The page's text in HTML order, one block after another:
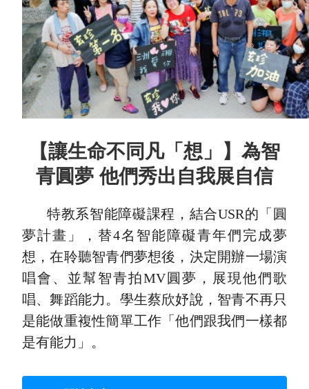
【讓生命不同凡「想」】為智
青圓夢 他們秀出自我展自信
特教系智能障礙課程，結合USR的「圓
夢計畫」，替4名智能障礙青年們完成夢
想，在聆聽智青們夢想後，決定開辦一場演
唱會、並幫智青拍MV圓夢，展現他們歌
唱、舞蹈能力。學生蔡欣妤說，智青不再只
是能做重複性簡單工作「他們跟我們一樣都
是有能力」。